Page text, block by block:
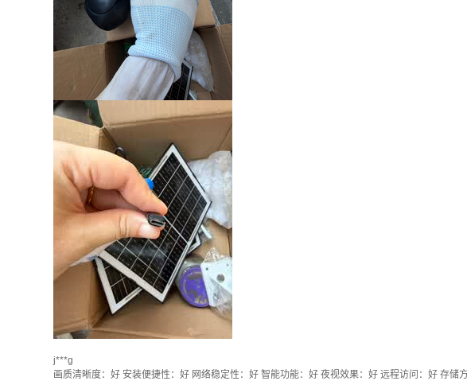
j***g
画质清晰度：好 安装便捷性：好 网络稳定性：好 智能功能：好 夜视效果：好 远程访问：好 存储